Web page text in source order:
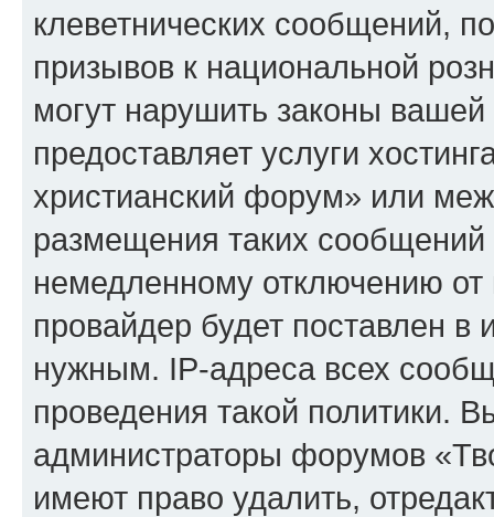
клеветнических сообщений,
призывов к национальной
могут нарушить законы
предоставляет услуги
христианский форум» или
размещения таких
немедленному отключению
провайдер будет поставлен в
нужным. IP-адреса всех
проведения такой политики.
администраторы форумов
имеют право удалить,